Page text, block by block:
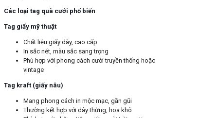
Các loại tag quà cưới phổ biến
Tag giấy mỹ thuật
Chất liệu giấy dày, cao cấp
In sắc nét, màu sắc sang trọng
Phù hợp với phong cách cưới truyền thống hoặc
vintage
Tag kraft (giấy nâu)
Mang phong cách in mộc mạc, gần gũi
Thường kết hợp với dây thừng, hoa khô